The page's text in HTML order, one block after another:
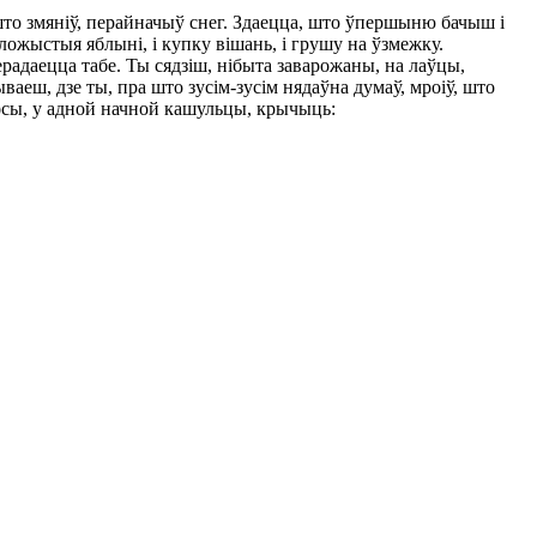
змяніў, перайначыў снег. Здаецца, што ўпершыню бачыш і
яблыні, і купку вішань, і грушу на ўзмежку.
табе. Ты сядзіш, нібыта заварожаны, на лаўцы,
дзе ты, пра што зусім-зусім нядаўна думаў, мроіў, што
у адной начной кашульцы, крычыць: